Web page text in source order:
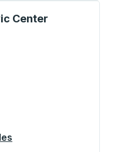
Center
de flecha o la tecla